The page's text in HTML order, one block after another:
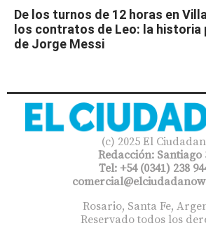
De los turnos de 12 horas en
los contratos de Leo: la historia
de Jorge Messi
(c) 2025 El
Redacción: Santiago
Tel: +54 (0341) 238
Rosario, Santa Fe,
Reservado todos los